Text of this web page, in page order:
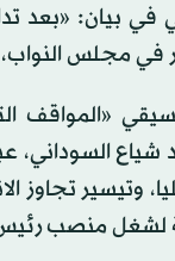
في بيان: «بعد
في مجلس
«المواقف
شياع
وتيسير تجاوز
لشغل منصب